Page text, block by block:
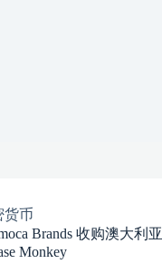
货币
Brands 收购澳大利
Monkey